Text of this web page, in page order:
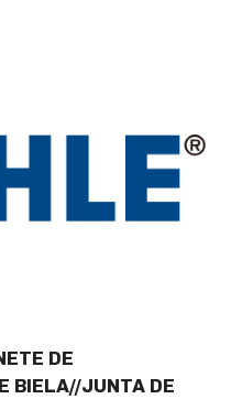
DE
BIELA//JUNTA DE